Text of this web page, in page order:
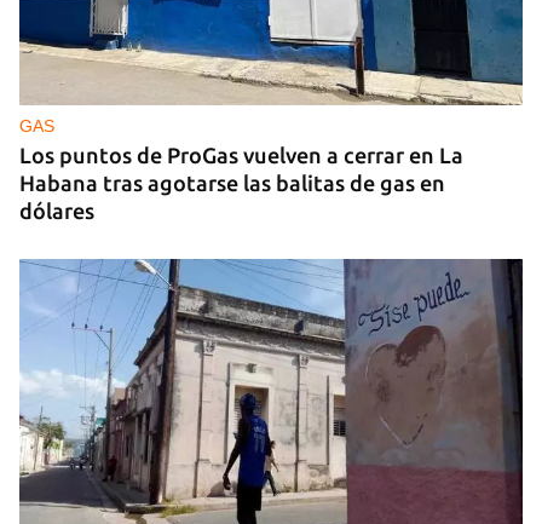
GUERRA
Ucrania ataca otro centro logístico del Amazon
ruso, esta vez en los Urales
GAS
Los puntos de ProGas vuelven a cerrar en La
Habana tras agotarse las balitas de gas en
dólares